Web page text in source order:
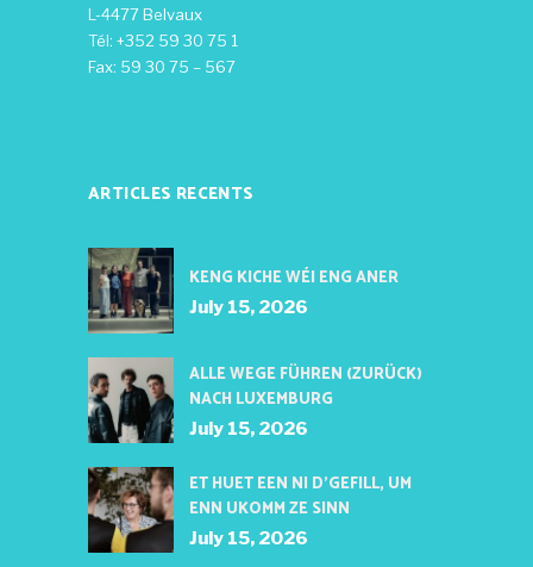
L-4477 Belvaux
Tél: +352 59 30 75 1
Fax: 59 30 75 – 567
ARTICLES RECENTS
KENG KICHE WÉI ENG ANER
July 15, 2026
ALLE WEGE FÜHREN (ZURÜCK)
NACH LUXEMBURG
July 15, 2026
ET HUET EEN NI D’GEFILL, UM
ENN UKOMM ZE SINN
July 15, 2026